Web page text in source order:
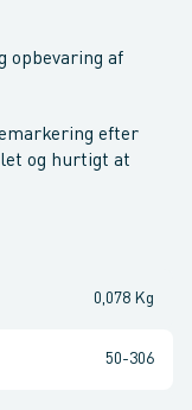
opbevaring af
efter
og hurtigt at
0,078 Kg
50-306